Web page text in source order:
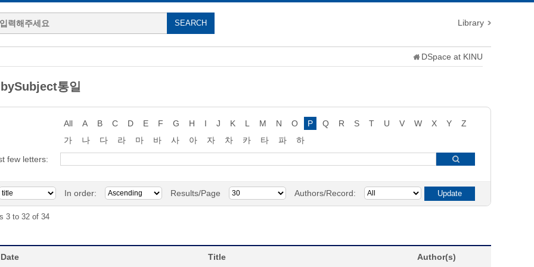
Library
DSpace at KINU
통일
All A B C D E F G H I J K L M N O P Q R S T U V W X Y
Z
가
나 다 라 마 바 사 아 자 차 카 타 파
하
few letters:
In order: Results/Page Authors/Record:
3 to 32 of 34
Title Author(s)